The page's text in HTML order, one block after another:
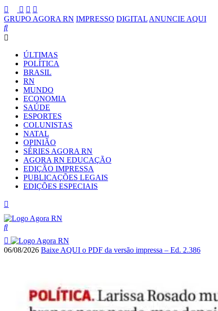
GRUPO AGORA RN IMPRESSO DIGITAL ANUNCIE AQUI
ÚLTIMAS
POLÍTICA
BRASIL
RN
MUNDO
ECONOMIA
SAÚDE
ESPORTES
COLUNISTAS
NATAL
OPINIÃO
SÉRIES AGORA RN
AGORA RN EDUCAÇÃO
EDIÇÃO IMPRESSA
PUBLICAÇÕES LEGAIS
EDIÇÕES ESPECIAIS
06/08/2026 Baixe AQUI o PDF da versão impressa – Ed. 2.386